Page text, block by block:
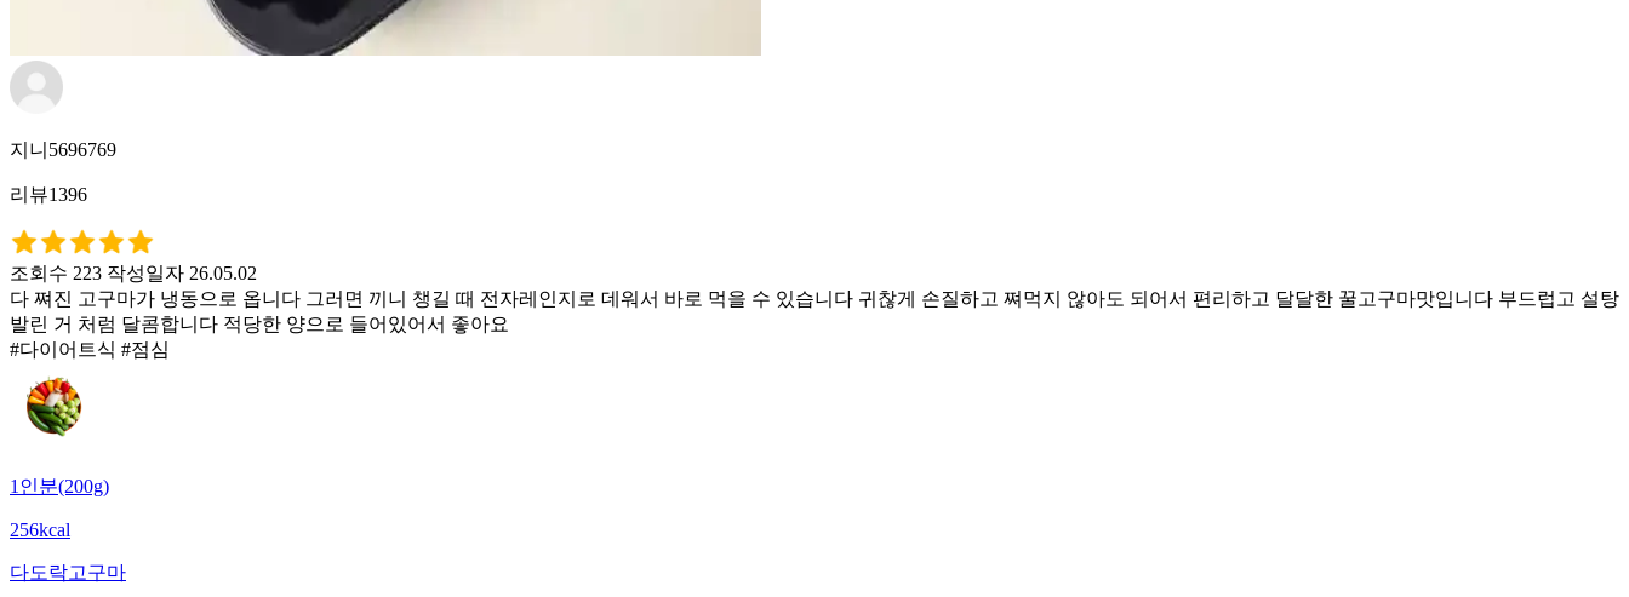
지니5696769
리뷰1396
조회수 223 작성일자 26.05.02
다 쪄진 고구마가 냉동으로 옵니다 그러면 끼니 챙길 때 전자레인지로 데워서 바로 먹을 수 있습니다 귀찮게 손질하고 쪄먹지 않아도 되어서 편리하고 달달한 꿀고구마맛입니다 부드럽고 설탕
발린 거 처럼 달콤합니다 적당한 양으로 들어있어서 좋아요
#다이어트식 #점심
1인분(200g)
256kcal
다도락고구마